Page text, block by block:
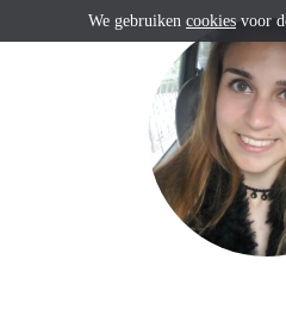
We gebruiken cookies voor